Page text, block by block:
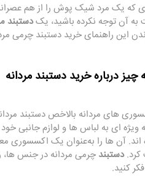
که یک مرد شیک پوش را از هم
آن توجه نکرده باشید، یکدستبند
این راهنمای خرید دستبند چرمی
چیز درباره خرید دستبند مردانه
های مردانه بالاخص دستبند
ویژه ای به لباس ها و لوازم جانبی
اند. آن‌ ها را به‌عنوان یک اکسسوری
دستبند چرمی مردانه در جنس
کنید.